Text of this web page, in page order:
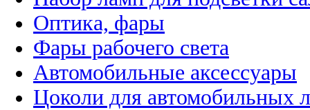
Оптика, фары
Фары рабочего света
Автомобильные аксессуары
Цоколи для автомобильных